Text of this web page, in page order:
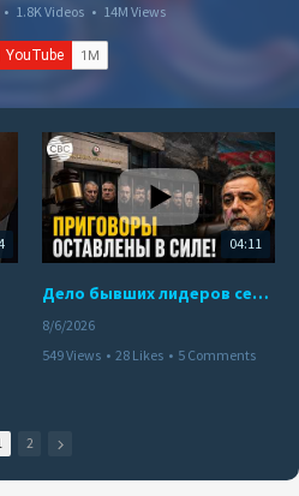
• 1.8K Videos • 14M Views
04:11
Дело бывших лидеров сепаратистского режима в Карабахе
8/6/2026
549 Views • 28 Likes • 5 Comments
2